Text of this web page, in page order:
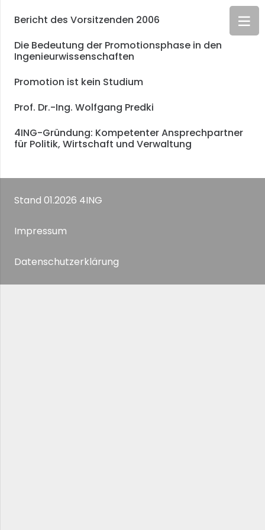
Bericht des Vorsitzenden 2006
Die Bedeutung der Promotionsphase in den
Ingenieurwissenschaften
Promotion ist kein Studium
Prof. Dr.-Ing. Wolfgang Predki
4ING-Gründung: Kompetenter Ansprechpartner
für Politik, Wirtschaft und Verwaltung
Stand 01.2026 4ING
Impressum
Datenschutzerklärung